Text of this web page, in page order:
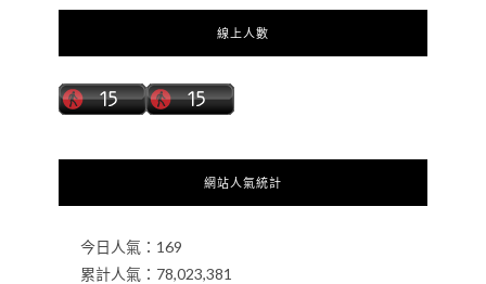
線上人數
網站人氣統計
今日人氣： 169
累計人氣： 78,023,381